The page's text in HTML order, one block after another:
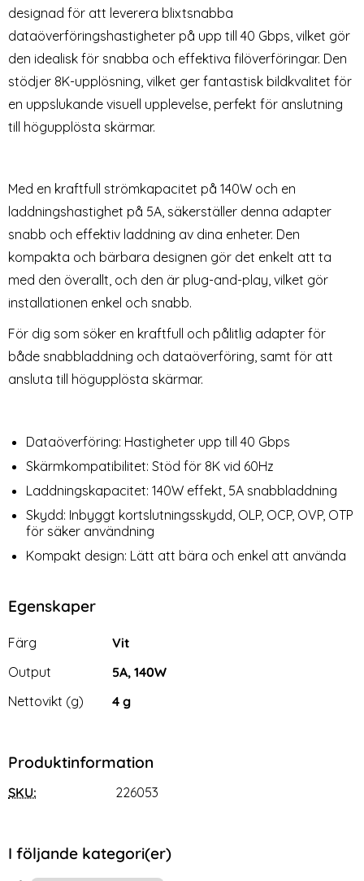
8in1 USB-C/USB-A - USB-C/USB-A/SD/TF/AV3.5
DisplayPort Hona till
rea pris
129 kr Köp
Hona till DisplayPort Hane Adapter Grå
rea pris
129 kr
Tillgänglighet:
140W USB 3.1 USB-C Hane till
designad för att leverera blixtsnabba
dataöverföringshastigheter på upp till 40 Gbps, vilket gör
den idealisk för snabba och effektiva filöverföringar. Den
stödjer 8K-upplösning, vilket ger fantastisk bildkvalitet för
en uppslukande visuell upplevelse, perfekt för anslutning
till högupplösta skärmar.
Med en kraftfull strömkapacitet på 140W och en
laddningshastighet på 5A, säkerställer denna adapter
snabb och effektiv laddning av dina enheter. Den
kompakta och bärbara designen gör det enkelt att ta
med den överallt, och den är plug-and-play, vilket gör
installationen enkel och snabb.
För dig som söker en kraftfull och pålitlig adapter för
både snabbladdning och dataöverföring, samt för att
ansluta till högupplösta skärmar.
Dataöverföring: Hastigheter upp till 40 Gbps
Skärmkompatibilitet: Stöd för 8K vid 60Hz
Laddningskapacitet: 140W effekt, 5A snabbladdning
Skydd: Inbyggt kortslutningsskydd, OLP, OCP, OVP, OTP
för säker användning
Kompakt design: Lätt att bära och enkel att använda
Egenskaper
Egenskaper/attribut för denna produkt
Attribut
Färg
Vit
Output
5A, 140W
Nettovikt (g)
4 g
Produktinformation
SKU: 226053
I följande kategori(er)